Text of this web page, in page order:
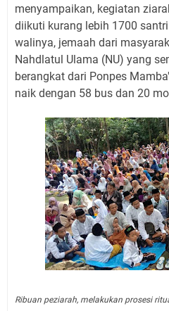
menyampaikan, kegiatan
diikuti kurang lebih 1700
walinya, jemaah dari
Nahdlatul Ulama (NU) yang
berangkat dari Ponpes
naik dengan 58 bus dan 20
Ribuan peziarah, melakukan prosesi